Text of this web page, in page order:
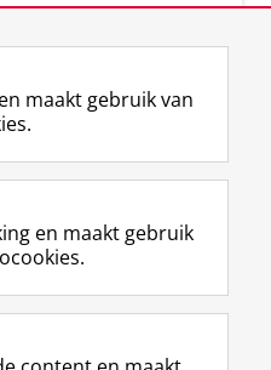
F
a
e
b
o
p
L
i
k
e
I
-
R
S
-
f
e
R
I
n
t
r
m
Y
o
T
e
k
maakt gebruik van
en maakt gebruik